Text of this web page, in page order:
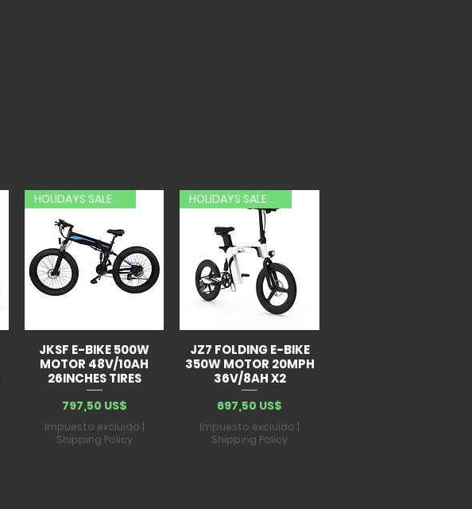
HOLIDAYS SALE 20% OFF
JKSF E-BIKE 500W
MOTOR 48V/10AH
26INCHES TIRES
Precio
797,50 US$
Impuesto excluido
Shipping Policy
HOLIDAYS SALE 20% OFF
JZ7 FOLDING E-BIKE
350W MOTOR 20MPH
36V/8AH X2
Precio
697,50 US$
Impuesto excluido
Shipping Policy